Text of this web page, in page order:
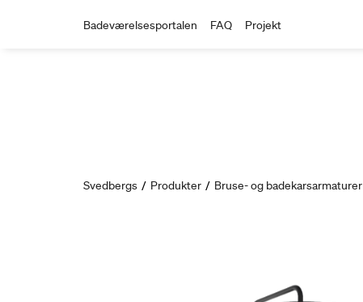
Badeværelsesportalen FAQ Projekt
Svedbergs / Produkter / Bruse- og badekarsarmaturer